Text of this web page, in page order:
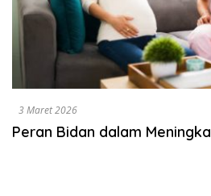
3 Maret 2026
Peran Bidan dalam